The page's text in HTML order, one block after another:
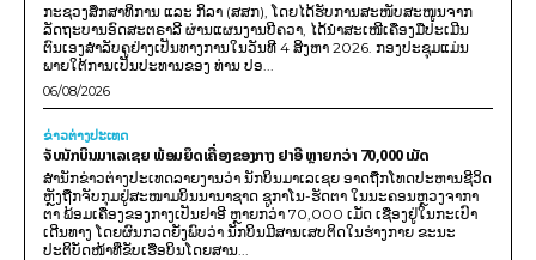
ກະຊວງສຶກສາທິການ ແລະ ກິລາ (ສສກ), ໂດຍໄດ້ຮັບການສະໜັບສະໜູນຈາກ
ລັດຖະບານອົດສະຕຣາລີ ຜ່ານແຜນງານບີຄວາ, ໄດ້ນຳສະເໜີເຄື່ອງມືປະເມີນ
ຕົນເອງສຳລັບຄູຢ່າງເປັນທາງການໃນວັນທີ 4 ສິງຫາ 2026. ກອງປະຊຸມແມ່ນ
ພາຍໃຕ້ການເປັນປະທານຂອງ ທ່ານ ປອ...
06/08/2026
ຂ່າວຕ່າງປະເທດ
ຈັບນັກບິນມາເລເຊຍ ພ້ອມຍຶດເຄື່ອງຂອງກາງ ຢາອີ ຫຼາຍກວ່າ 70,000 ເມັດ
ສຳນັກຂ່າວຕ່າງປະເທດລາຍງານວ່າ ນັກບິນມາເລເຊຍ ອາດຖືກໂທດປະຫານຊີວິດ
ຫຼັງຖືກຈັບກຸມຢູ່ສະໜາມບິນນານາຊາດ ຊູກາໂນ-ຮັດຕາ ໃນນະຄອນຫຼວງຈາກາ
ຕາ ພ້ອມເຄື່ອງຂອງກາງເປັນຢາອີ ຫຼາຍກວ່າ 70,000 ເມັດ ເຊື່ອງຢູ່ໃນກະເປົາ
ເດີນທາງ ໂດຍຜົນກວດຍັງພົບວ່າ ນັກບິນມີສານເສບຕິດໃນຮ່າງກາຍ ຂະນະ
ປະຕິບັດໜ້າທີ່ຂັບເຮືອບິນໂດຍສານ...